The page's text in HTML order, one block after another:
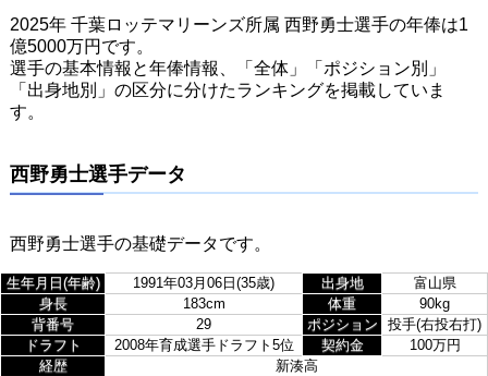
2025年 千葉ロッテマリーンズ所属 西野勇士選手の年俸は1
億5000万円です。
選手の基本情報と年俸情報、「全体」「ポジション別」
「出身地別」の区分に分けたランキングを掲載していま
す。
西野勇士選手データ
西野勇士選手の基礎データです。
生年月日(年齢) 1991年03月06日(35歳) 出身地
富山県
身長
183cm 体重
90kg
背番号
29 ポジション
投手(右投右打)
ドラフト
2008年育成選手ドラフト5位 契約金
100万円
経歴
新湊高